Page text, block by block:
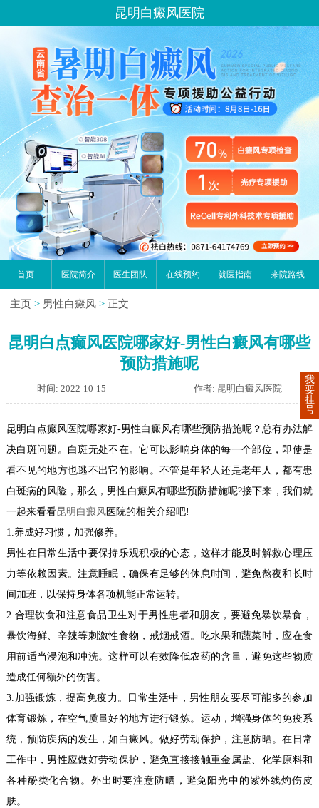
昆明白癜风医院
首页 医院简介 医生团队 在线预约 就医指南 来院路线
主页 > 男性白癜风 > 正文
昆明白点癫风医院哪家好-男性白癜风有哪些
预防措施呢
时间: 2022-10-15 作者: 昆明白癜风医院
昆明白点癫风医院哪家好-男性白癜风有哪些预防措施呢？总有办法解
决白斑问题。白斑无处不在。它可以影响身体的每一个部位，即使是
看不见的地方也逃不出它的影响。不管是年轻人还是老年人，都有患
白斑病的风险，那么，男性白癜风有哪些预防措施呢?接下来，我们就
一起来看看昆明白癜风 医院的相关介绍吧!
1.养成好习惯，加强修养。
男性在日常生活中要保持乐观积极的心态，这样才能及时解救心理压
力等依赖因素。注意睡眠，确保有足够的休息时间，避免熬夜和长时
间加班，以保持身体各项机能正常运转。
2.合理饮食和注意食品卫生对于男性患者和朋友，要避免暴饮暴食，
暴饮海鲜、辛辣等刺激性食物，戒烟戒酒。吃水果和蔬菜时，应在食
用前适当浸泡和冲洗。这样可以有效降低农药的含量，避免这些物质
造成任何额外的伤害。
3.加强锻炼，提高免疫力。日常生活中，男性朋友要尽可能多的参加
体育锻炼，在空气质量好的地方进行锻炼。运动，增强身体的免疫系
统，预防疾病的发生，如白癜风。做好劳动保护，注意防晒。在日常
工作中，男性应做好劳动保护，避免直接接触重金属盐、化学原料和
各种酚类化合物。外出时要注意防晒，避免阳光中的紫外线灼伤皮
肤。
我
要
挂
号